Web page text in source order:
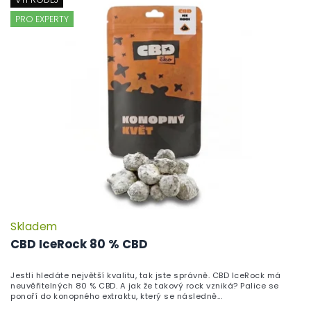
PRO EXPERTY
CBD IceRock 80 % CBD
Skladem
Jestli hledáte největší kvalitu, tak jste správně. CBD IceRock má
neuvěřitelných 80 % CBD. A jak že takový rock vzniká? Palice se
ponoří do konopného extraktu, který se následně...